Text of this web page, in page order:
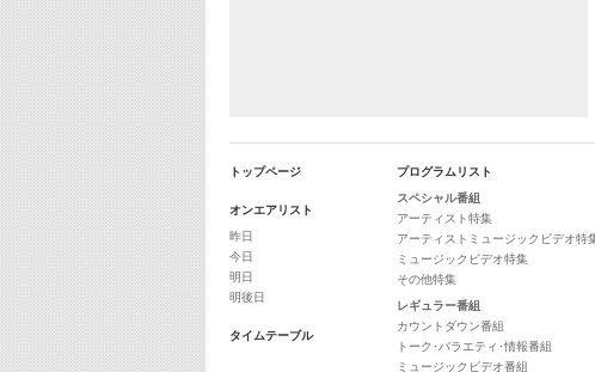
トップページ
オンエアリスト
昨日
今日
明日
明後日
タイムテーブル
プログラムリスト
スペシャル番組
アーティスト特集
アーティストミュージックビデオ特
ミュージックビデオ特集
その他特集
レギュラー番組
カウントダウン番組
トーク･バラエティ･情報番組
ミュージックビデオ番組